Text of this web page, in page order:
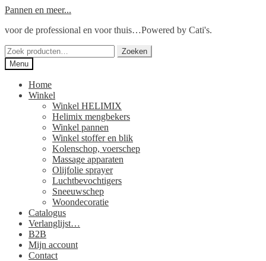
Ga
naar
Ga
de
Pannen en meer...
voor de professional en voor thuis…Powered by Cati's.
Zoeken
naar:
Zoeken
Menu
Home
Winkel
Winkel HELIMIX
Helimix mengbekers
Winkel pannen
Winkel stoffer en blik
Kolenschop, voerschep
Massage apparaten
Olijfolie sprayer
Luchtbevochtigers
Sneeuwschep
Woondecoratie
Catalogus
Verlanglijst…
B2B
Mijn account
Contact